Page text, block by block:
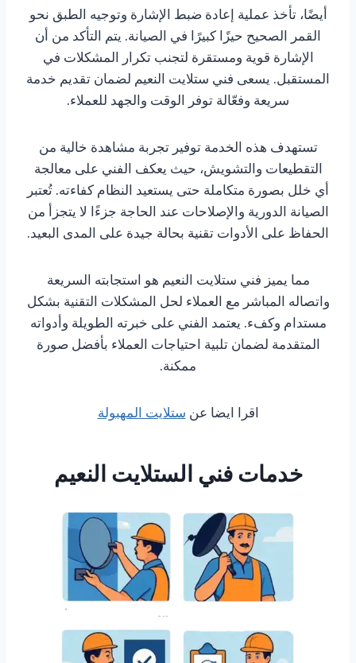
أيضًا، تأخذ عملية إعادة ضبط الإشارة وتوجيه الطبق نحو
القمر الصحيح حيزًا كبيرًا في الصيانة. يتم التأكد من أن
الإشارة قوية ومستقرة لتجنب تكرار المشكلات في
المستقبل. يسعى فني ستلايت النعيم لضمان تقديم خدمة
سريعة وفعّالة توفر الوقت والجهد للعملاء.
تستهدف هذه الخدمة توفير تجربة مشاهدة خالية من
التقطيعات والتشويش، حيث يعكف الفني على معالجة
أي خلل بصورة متكاملة حتى يستعيد النظام كفاءته. تُعتبر
الصيانة الدورية والإصلاحات عند الحاجة جزءًا لا يتجزأ من
الحفاظ على الأدوات تقنية بحالة جيدة على المدى البعيد.
مما يميز فني ستلايت النعيم هو استجابته السريعة
واتصاله المباشر مع العملاء لحل المشكلات التقنية بشكل
مستدام وكفء. يعتمد الفني على خبرته الطويلة وأدواته
المتقدمة لضمان تلبية احتياجات العملاء بأفضل صورة
ممكنة.
اقرا ايضا عنستلايت المهبولة
خدمات فني الستلايت النعيم